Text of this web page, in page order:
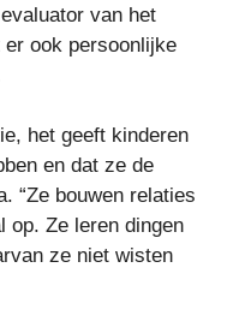
van het
ook persoonlijke
het geeft kinderen
en dat ze de
“Ze bouwen relaties
op. Ze leren dingen
ze niet wisten